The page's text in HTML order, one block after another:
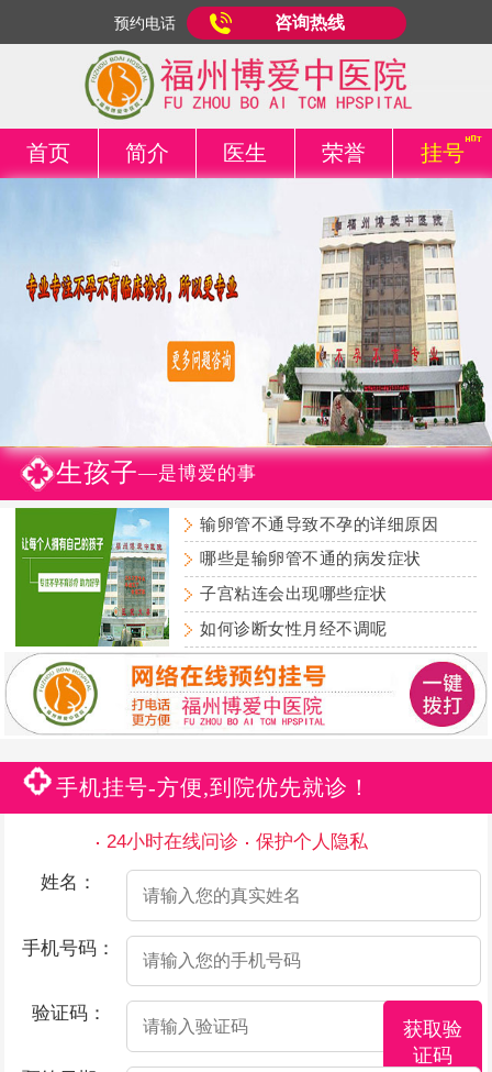
预约电话 咨询热线
首页 简介 医生 荣誉 挂号
生孩子—是博爱的事
输卵管不通导致不孕的详细原因
哪些是输卵管不通的病发症状
子宫粘连会出现哪些症状
如何诊断女性月经不调呢
手机挂号-方便,到院优先就诊！
24小时在线问诊
保护个人隐私
姓名：
手机号码：
验证码：
获取验
证码